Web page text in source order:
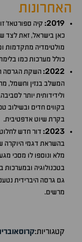
האחרונות
2019
: קיה ספורטאז׳
כאן בישראל, זאת לצד
מולטימדיה מתקדמות
כולל מערכות כמו
2022
:השקת הגרסה
המשלב בנזין וחשמל,
ולידידותית יותר
בקווים חדים ובשילוב
בקרת שיוט אדפטיבית.
2023
: דור חדש
בהשראת דגמי היוקרה
מלא ונוספו לו מסכי
בטכנולוגיה
גם גרסה היברידית
מרשים.
קטגוריות: